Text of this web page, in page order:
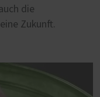
die
Zukunft.